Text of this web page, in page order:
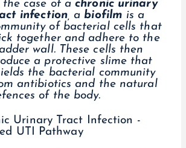
the case of achronic urinary
infection, a biofilm is a
of bacterial cells that
together and adhere to the
wall. These cells then
a protective slime that
the bacterial community
antibiotics and the natural
of the body.